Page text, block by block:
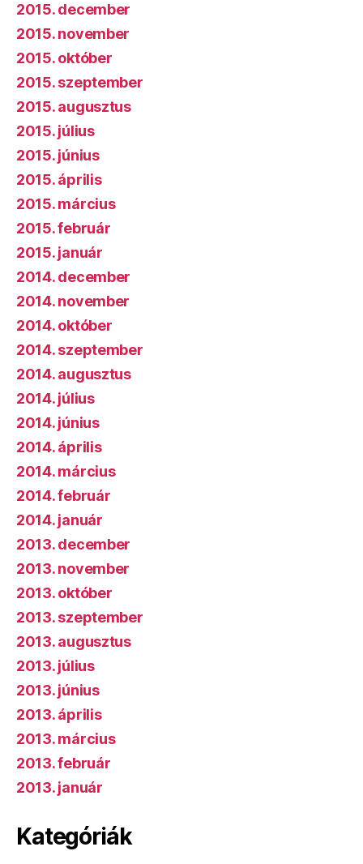
2015. december
2015. november
2015. október
2015. szeptember
2015. augusztus
2015. július
2015. június
2015. április
2015. március
2015. február
2015. január
2014. december
2014. november
2014. október
2014. szeptember
2014. augusztus
2014. július
2014. június
2014. április
2014. március
2014. február
2014. január
2013. december
2013. november
2013. október
2013. szeptember
2013. augusztus
2013. július
2013. június
2013. április
2013. március
2013. február
2013. január
Kategóriák